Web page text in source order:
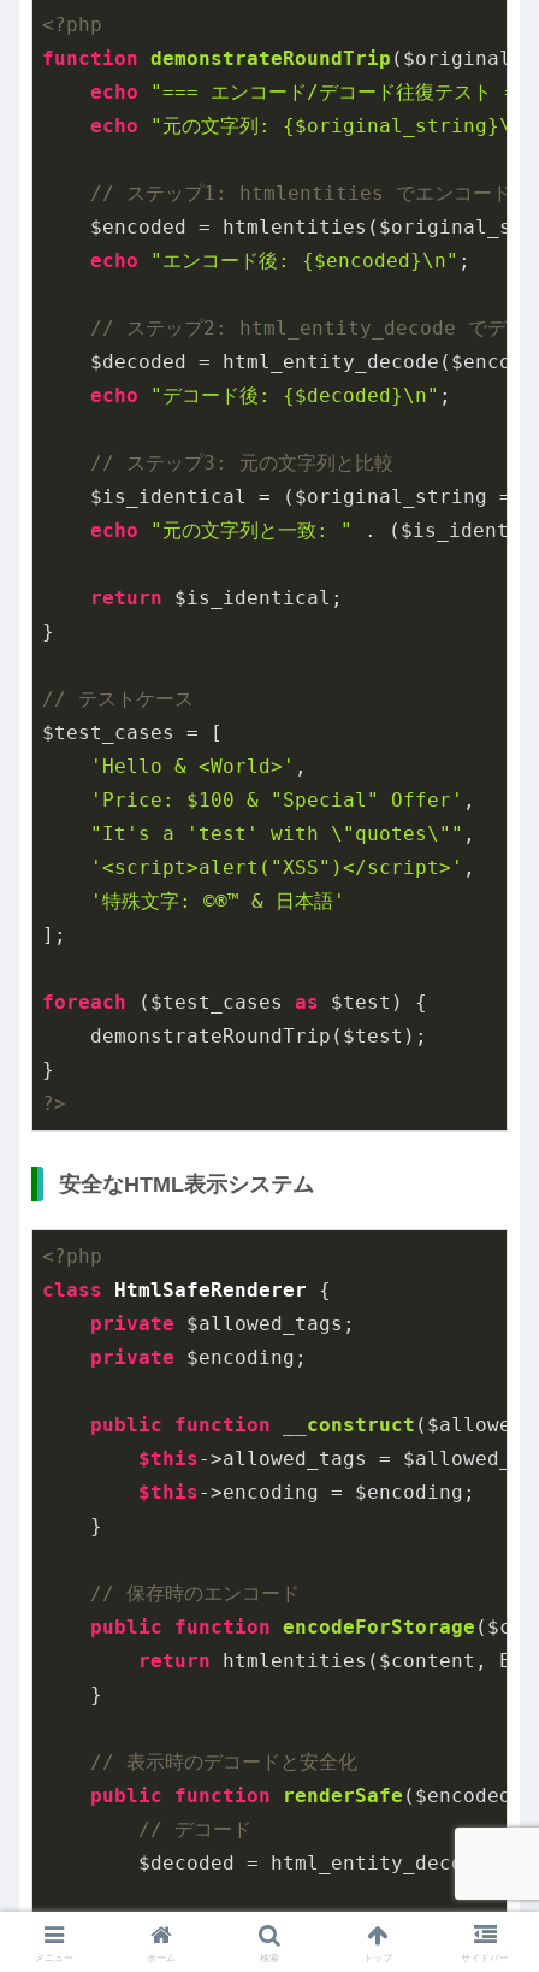
<?php
function demonstrateRoundTrip
echo
"=== エンコード/デコード往復テスト
echo
"元の文字列: {$original_string}\n"
// ステップ1: htmlentities でエンコード
$encoded =
echo
"エンコード後: {$encoded}\n" ;
// ステップ2: html_entity_decode でデコ
$decoded =
echo
"デコード後: {$decoded}\n" ;
// ステップ3: 元の文字列と比較
$is_identical = ($original_string
echo
"元の文字列と一致: " .
return $is_identical;
}
// テストケース
$test_cases = [
'Hello & <World>' ,
'Price: $100 & "Special" Offer' ,
"It's a 'test' with \"quotes\"" ,
'<script>alert("XSS")</script>' ,
'特殊文字: ©®™ & 日本語'
];
foreach ($test_cases as $test) {
    demonstrateRoundTrip($test);
?>
安全なHTML表示システム
<?php
class
HtmlSafeRenderer
{
private $allowed_tags;
private $encoding;
public function __construct
$this->allowed_tags =
$this->encoding = $encoding;
    }
// 保存時のエンコード
public
function encodeForStorage
return htmlentities($content,
    }
// 表示時のデコードと安全化
public
function renderSafe
// デコード
$decoded =
// 許可されたタグのみ残す
if (! ($this ->allowed_tags))
メニュー ホーム 検索 トップ サイドバー